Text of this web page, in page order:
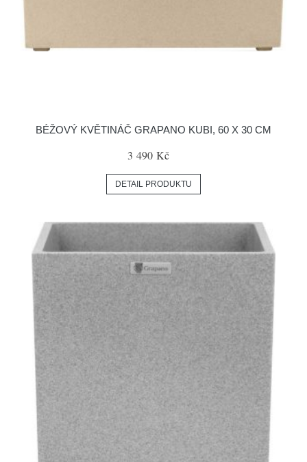
BÉŽOVÝ KVĚTINÁČ GRAPANO KUBI, 60 X 30 CM
3 490 Kč
DETAIL PRODUKTU